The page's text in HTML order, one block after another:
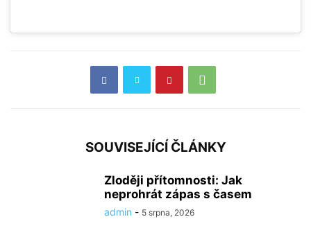
SOUVISEJÍCÍ ČLÁNKY
Zloději přítomnosti: Jak
neprohrát zápas s časem
admin - 5 srpna, 2026